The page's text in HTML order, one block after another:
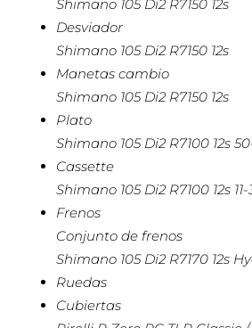
Shimano 105 Di2 R7150 12s
Desviador
Shimano 105 Di2 R7150 12s
Manetas cambio
Shimano 105 Di2 R7150 12s
Plato
Shimano 105 Di2 R7100 12s
Cassette
Shimano 105 Di2 R7100 12s 11-
Frenos
Conjunto de frenos
Shimano 105 Di2 R7170 12s
Ruedas
Cubiertas